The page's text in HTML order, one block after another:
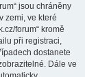
jsou chráněny
zemi, ve které
forum“ kromě
při registraci,
dostanete
Dále ve